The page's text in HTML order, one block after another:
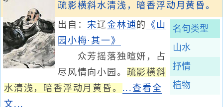
疏影横斜水清浅，暗香浮动月黄昏。
名句类型
山水
抒情
植物
出自：宋辽金林逋 的 《山
园小梅·其一》
众芳摇落独暄妍，占
尽风情向小园。 疏影横斜
水清浅，暗香浮动月黄昏。 ...查看全
文...